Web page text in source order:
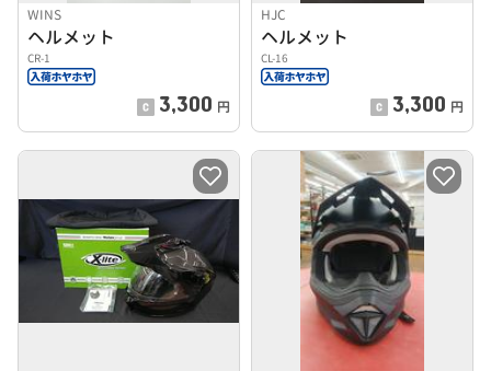
WINS
ヘルメット
CR-1
3,300 円
HJC
ヘルメット
CL-16
3,300 円